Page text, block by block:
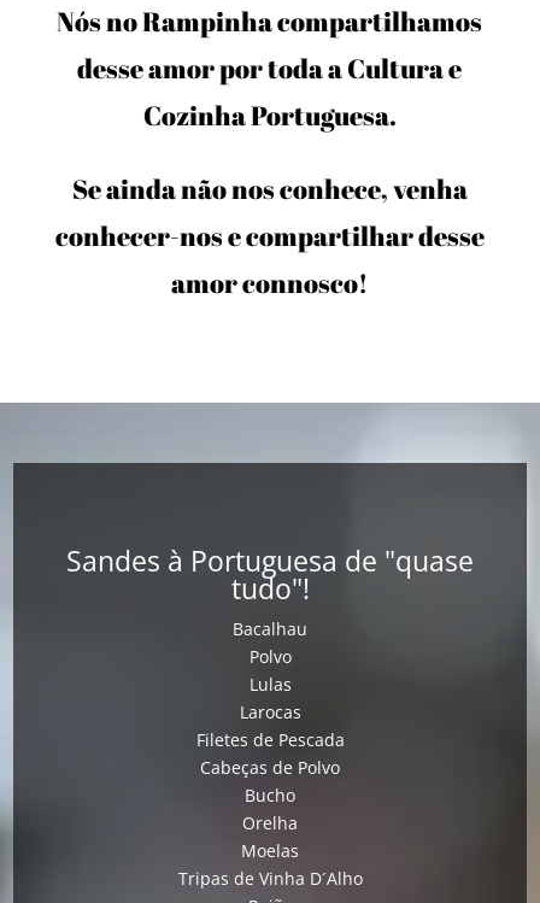
Nós no Rampinha compartilhamos
desse amor por toda a Cultura e
Cozinha Portuguesa.
Se ainda não nos conhece, venha
conhecer-nos e compartilhar desse
amor connosco!
Sandes à Portuguesa de "quase
tudo"!
Bacalhau
Polvo
Lulas
Larocas
Filetes de Pescada
Cabeças de Polvo
Bucho
Orelha
Moelas
Tripas de Vinha D´Alho